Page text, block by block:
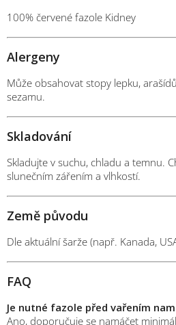
100% červené fazole Kidney
Alergeny
Může obsahovat stopy lepku,
sezamu.
Skladování
Skladujte v suchu, chladu a temnu.
slunečním zářením a vlhkostí.
Země původu
Dle aktuálníšarže (např. Kanada,
FAQ
Je nutné fazole před vařením
Ano, doporučuje se namáčet